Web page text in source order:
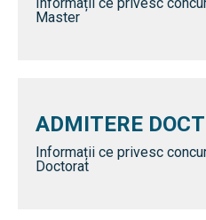
Master
ADMITERE
Informații ce privesc
Doctorat